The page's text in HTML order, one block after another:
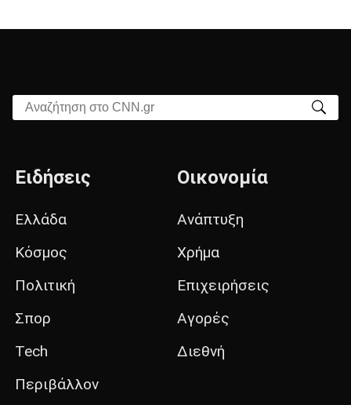
Αναζήτηση στο CNN.gr
Ειδήσεις
Ελλάδα
Κόσμος
Πολιτική
Σπορ
Tech
Περιβάλλον
Οικονομία
Ανάπτυξη
Χρήμα
Επιχειρήσεις
Αγορές
Διεθνή